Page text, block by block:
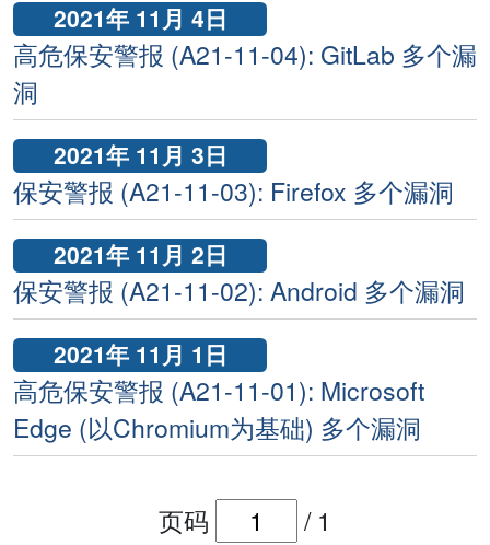
2021年 11月 4日
高危保安警报 (A21-11-04): GitLab 多个漏
洞
2021年 11月 3日
保安警报 (A21-11-03): Firefox 多个漏洞
2021年 11月 2日
保安警报 (A21-11-02): Android 多个漏洞
2021年 11月 1日
高危保安警报 (A21-11-01): Microsoft
Edge (以Chromium为基础) 多个漏洞
页码 / 1